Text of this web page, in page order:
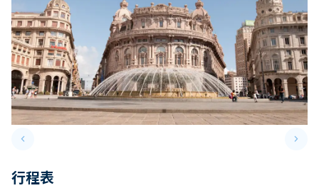
keyboard_arrow_leftPrevious slide keyboard_arrow_right
行程表